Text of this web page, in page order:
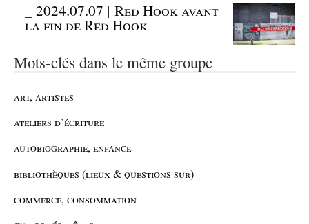
_2024.07.07 | Red Hook avant
la fin de Red Hook
Mots-clés dans le même groupe
art, artistes
ateliers d’écriture
autobiographie, enfance
bibliothèques (lieux & questions sur)
commerce, consommation